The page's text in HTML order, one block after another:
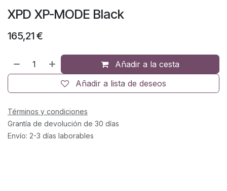
XPD XP-MODE Black
165,21€
Añadir a la cesta
Añadir a lista de deseos
Términos y condiciones
Grantía de devolución de 30 días
Envío: 2-3 días laborables